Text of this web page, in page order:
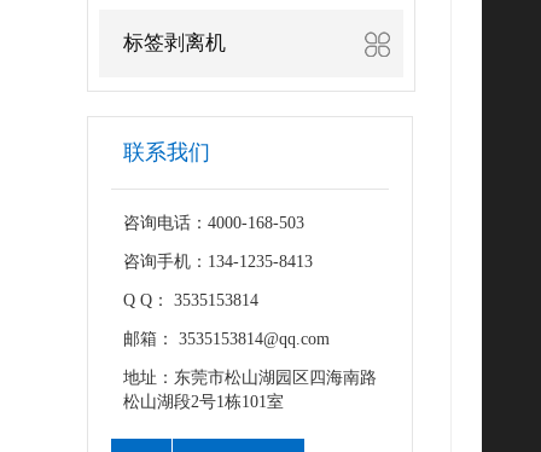
标签剥离机
联系我们
咨询电话：4000-168-503
咨询手机：134-1235-8413
Q Q： 3535153814
邮箱： 3535153814@qq.com
地址：东莞市松山湖园区四海南路
松山湖段2号1栋101室